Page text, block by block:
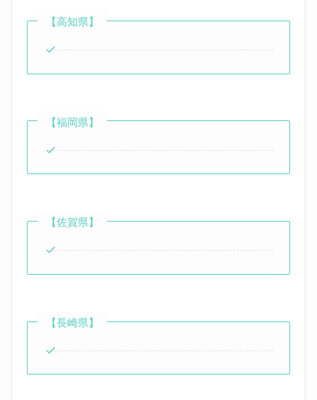
【高知県】
【福岡県】
【佐賀県】
【長崎県】